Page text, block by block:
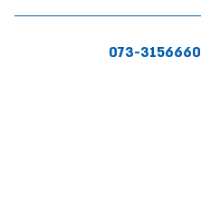
073-3156660